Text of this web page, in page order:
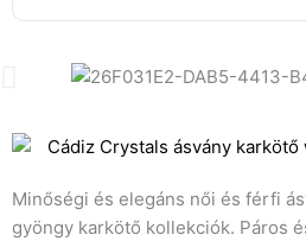
Minőségi és elegáns női és férfi
gyöngy karkötő kollekciók. Páros